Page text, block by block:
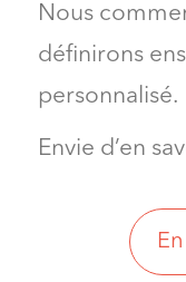
Nous
définirons
personnalisé.
Envie d’en